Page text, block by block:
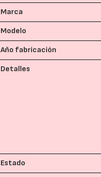
Marca
Modelo
Año fabricación
Detalles
Estado